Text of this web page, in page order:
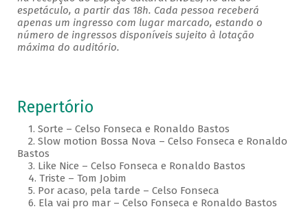
espetáculo, a partir das 18h. Cada pessoa receberá
apenas um ingresso com lugar marcado, estando o
número de ingressos disponíveis sujeito à lotação
máxima do auditório.
Repertório
1. Sorte – Celso Fonseca e Ronaldo Bastos
2. Slow motion Bossa Nova – Celso Fonseca e Ronaldo
Bastos
3. Like Nice – Celso Fonseca e Ronaldo Bastos
4. Triste – Tom Jobim
5. Por acaso, pela tarde – Celso Fonseca
6. Ela vai pro mar – Celso Fonseca e Ronaldo Bastos